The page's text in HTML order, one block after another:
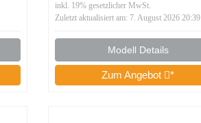
inkl. 19% gesetzlicher MwSt.
Zuletzt aktualisiert am: 7. August 2026 20:39
Modell Details
Zum Angebot *